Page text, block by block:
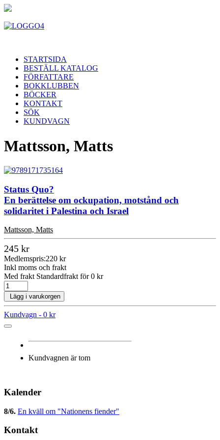
STARTSIDA
BESTÄLL KATALOG
FÖRFATTARE
BOKKLUBBEN
BÖCKER
KONTAKT
SÖK
KUNDVAGN
Mattsson, Matts
Status Quo?
En berättelse om ockupation, motstånd och
solidaritet i Palestina och Israel
Mattsson, Matts
245 kr
Medlemspris:220 kr
Inkl moms och frakt
Med frakt Standardfrakt för 0 kr
Lägg i varukorgen
Kundvagn - 0 kr
Kundvagnen är tom
Kalender
8/6. En kväll om "Nationens fiender"
Kontakt